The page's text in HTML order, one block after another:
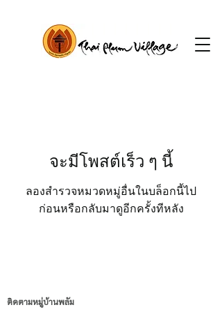
จะมีโพสต์เร็ว ๆ นี้
ลองสำรวจหมวดหมู่อื่นในบล็อกนี้ไป
ก่อนหรือกลับมาดูอีกครั้งทีหลัง
ติดตามหมู่บ้านพลัม